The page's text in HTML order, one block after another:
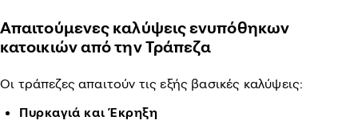
Απαιτούμενες καλύψεις ενυπόθηκων
κατοικιών από την Τράπεζα
Οι τράπεζες απαιτούν τις εξής βασικές καλύψεις:
Πυρκαγιά και Έκρηξη